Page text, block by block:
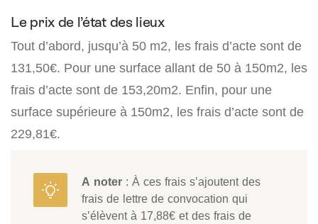
Le prix de l’état des lieux
Tout d’abord, jusqu’à 50 m2, les frais d’acte sont de
131,50€. Pour une surface allant de 50 à 150m2, les
frais d’acte sont de 153,20m2. Enfin, pour une
surface supérieure à 150m2, les frais d’acte sont de
229,81€.
A noter : À ces frais s’ajoutent des
frais de lettre de convocation qui
s’élèvent à 17,88€ et des frais de